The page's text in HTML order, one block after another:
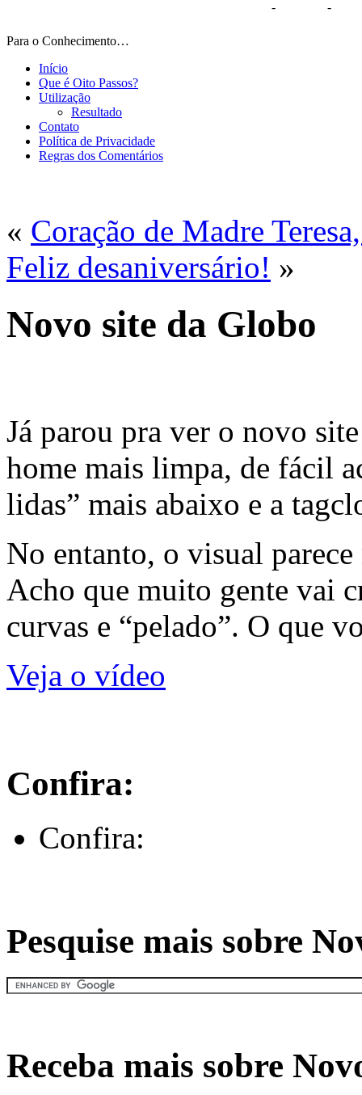
- -
Para o Conhecimento…
Início
Que é Oito Passos?
Utilização
Resultado
Contato
Política de Privacidade
Regras dos Comentários
« Coração de Madre
Feliz desaniversário! »
Novo site da Globo
Já parou pra ver o novo
home mais limpa, de fácil
lidas” mais abaixo e a
No entanto, o visual
Acho que muito gente vai
curvas e “pelado”. O que
Veja o vídeo
Confira:
Confira:
Pesquise mais sobre
Receba mais sobre